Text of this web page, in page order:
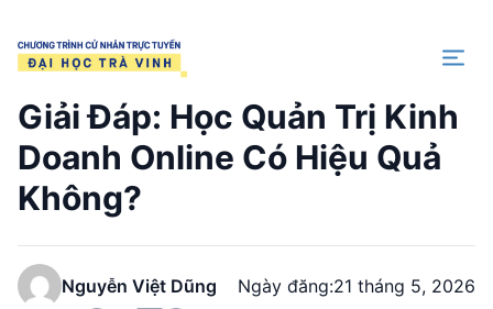
Trang chủ
Giải Đáp: Học Quản Trị Kinh
Doanh Online Có Hiệu Quả
Không?
Nguyễn Việt Dũng Ngày đăng:21 tháng 5, 2026